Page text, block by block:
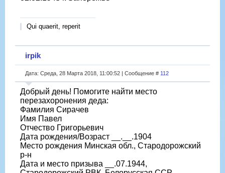
Qui quaerit, reperit
irpik
Дата: Среда, 28 Марта 2018, 11:00:52 | Сообщение # 112
Добрый день! Помогите найти место
перезахоронения деда:
Фамилия Сирачев
Имя Павел
Отчество Григорьевич
Дата рождения/Возраст __.__.1904
Место рождения Минская обл., Стародорожский
р-н
Дата и место призыва __.07.1944,